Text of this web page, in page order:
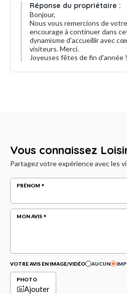
Réponse du propriétaire :
Bonjour,
Nous vous remercions de
encourage à continuer dans
dynamisme d'accueillir avec
visiteurs. Merci.
Joyeuses fêtes de fin d'année !
Vous connaissez
Partagez votre expérience avec les
PRÉNOM
MON AVIS
VOTRE AVIS EN IMAGE/VIDÉO AUCUN
PHOTO
Ajouter